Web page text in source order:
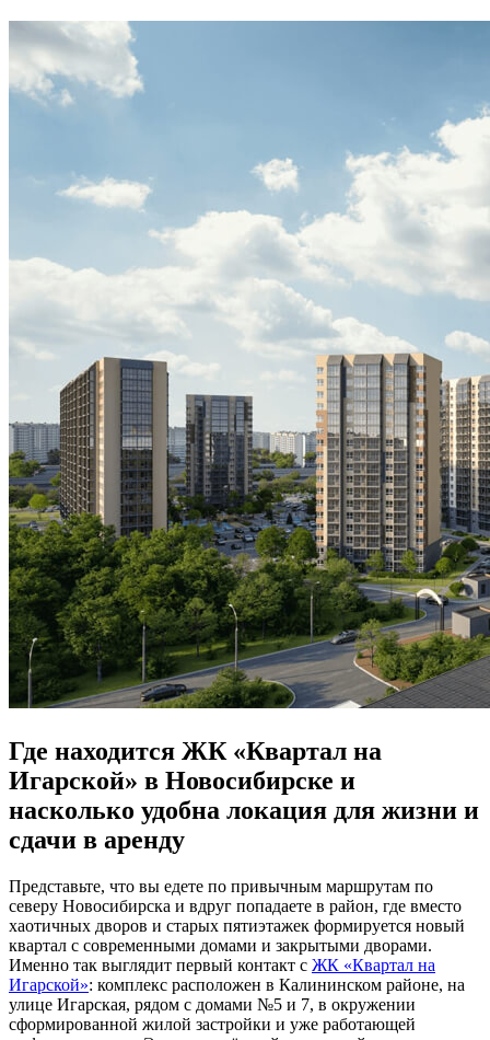
Где находится ЖК «Квартал на
Игарской» в Новосибирске и
насколько удобна локация для жизни и
сдачи в аренду
Представьте, что вы едете по привычным маршрутам по
северу Новосибирска и вдруг попадаете в район, где вместо
хаотичных дворов и старых пятиэтажек формируется новый
квартал с современными домами и закрытыми дворами.
Именно так выглядит первый контакт с ЖК «Квартал на
Игарской»: комплекс расположен в Калининском районе, на
улице Игарская, рядом с домами №5 и 7, в окружении
сформированной жилой застройки и уже работающей